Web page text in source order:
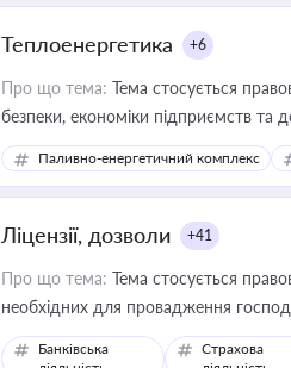
Теплоенергетика +6
Про що тема: Тема стосується
безпеки, економіки підприємств та
Паливно-енергетичний комплекс
Ліцензії, дозволи +41
Про що тема: Тема стосується
необхідних для провадження
Банківська
Страхова